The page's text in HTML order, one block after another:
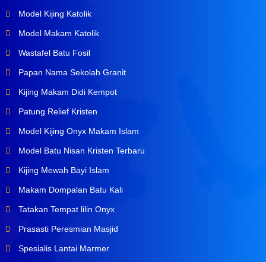
Model Kijing Katolik
Model Makam Katolik
Wastafel Batu Fosil
Papan Nama Sekolah Granit
Kijing Makam Didi Kempot
Patung Relief Kristen
Model Kijing Onyx Makam Islam
Model Batu Nisan Kristen Terbaru
Kijing Mewah Bayi Islam
Makam Dompalan Batu Kali
Tatakan Tempat lilin Onyx
Prasasti Peresmian Masjid
Spesialis Lantai Marmer